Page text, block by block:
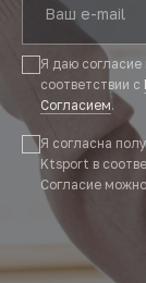
Я даю
соответствии с
Согласием.
Я согласна
Ktsport в
Согласие